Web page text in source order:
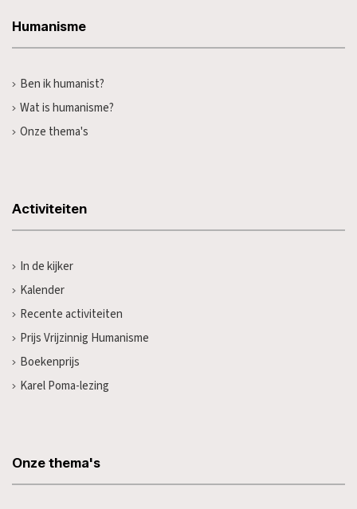
Humanisme
Ben ik humanist?
Wat is humanisme?
Onze thema's
Activiteiten
In de kijker
Kalender
Recente activiteiten
Prijs Vrijzinnig Humanisme
Boekenprijs
Karel Poma-lezing
Onze thema's